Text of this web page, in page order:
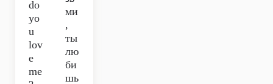
do
yo
u
lov
e
me
ми
,
ты
лю
би
шь